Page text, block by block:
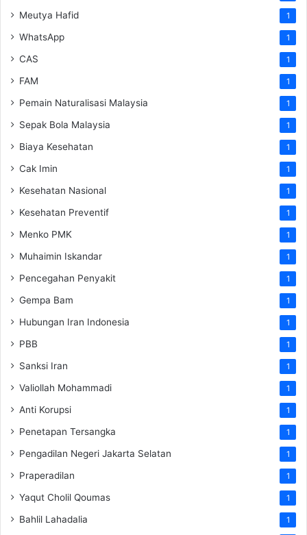
Meutya Hafid 1
WhatsApp 1
CAS 1
FAM 1
Pemain Naturalisasi Malaysia 1
Sepak Bola Malaysia 1
Biaya Kesehatan 1
Cak Imin 1
Kesehatan Nasional 1
Kesehatan Preventif 1
Menko PMK 1
Muhaimin Iskandar 1
Pencegahan Penyakit 1
Gempa Bam 1
Hubungan Iran Indonesia 1
PBB 1
Sanksi Iran 1
Valiollah Mohammadi 1
Anti Korupsi 1
Penetapan Tersangka 1
Pengadilan Negeri Jakarta Selatan 1
Praperadilan 1
Yaqut Cholil Qoumas 1
Bahlil Lahadalia 1